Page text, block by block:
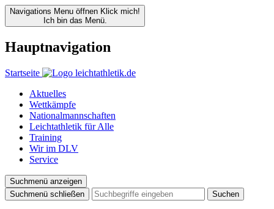
Navigations Menu öffnen Klick mich!
Ich bin das Menü.
Hauptnavigation
Startseite
Aktuelles
Wettkämpfe
Nationalmannschaften
Leichtathletik für Alle
Training
Wir im DLV
Service
Suchmenü anzeigen
Suchmenü schließen
Suchen